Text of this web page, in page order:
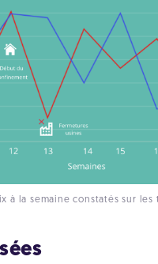
à la semaine constatés sur